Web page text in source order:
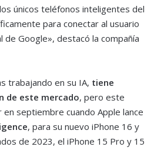
únicos teléfonos inteligentes del
para conectar al usuario
de Google», destacó la compañía
trabajando en su IA, tiene
de este mercado, pero este
septiembre cuando Apple lance
, para su nuevo iPhone 16 y
de 2023, el iPhone 15 Pro y 15